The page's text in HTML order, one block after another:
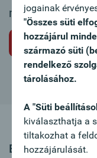
munkatársak
Álláspályázat
Ez az
jogainak
"Összes süti
hozzájárul
származó süti
rendelkező
tárolásához.
A "Süti
kiválaszthatja a
tiltakozhat a
hozzájárulását.